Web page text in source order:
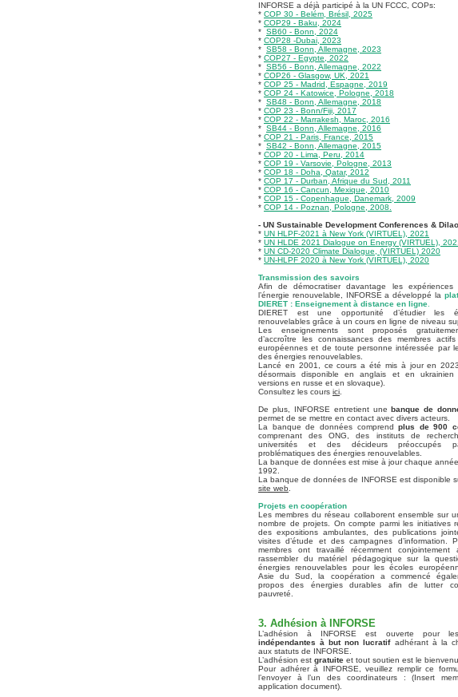
INFORSE a déjà participé à la UN FCCC, COPs:
* COP 30 - Belém, Brésil, 2025
* COP29 - Baku, 2024
* SB60 - Bonn, 2024
* COP28 -Dubai, 2023
* SB58 - Bonn, Allemagne, 2023
* COP27 - Egypte, 2022
* SB56 - Bonn, Allemagne, 2022
* COP26 - Glasgow, UK, 2021
* COP 25 - Madrid, Espagne, 2019
* COP 24 - Katowice, Pologne, 2018
* SB48 - Bonn, Allemagne, 2018
* COP 23 - Bonn/Fiji, 2017
* COP 22 - Marrakesh, Maroc, 2016
* SB44 - Bonn, Allemagne, 2016
* COP 21 - Paris, France, 2015
* SB42 - Bonn, Allemagne, 2015
* COP 20 - Lima, Peru, 2014
* COP 19 - Varsovie, Pologne, 2013
* COP 18 - Doha, Qatar, 2012
* COP 17 - Durban, Afrique du Sud, 2011
* COP 16 - Cancun, Mexique, 2010
* COP 15 - Copenhague, Danemark, 2009
* COP 14 - Poznan, Pologne, 2008.
- UN Sustainable Development Conferences &
* UN HLPF-2021 à New York (VIRTUEL), 2021
* UN HLDE 2021 Dialogue on Energy (VIRTUEL),
* UN CD-2020 Climate Dialogue, (VIRTUEL) 2020
* UN-HLPF 2020 à New York (VIRTUEL), 2020
Transmission des savoirs
Afin de démocratiser davantage les expériences
l’énergie renouvelable, INFORSE a développé la
DIERET : Enseignement à distance en ligne
DIERET est une opportunité d’étudier les
renouvelables grâce à un cours en ligne de niveau
Les enseignements sont proposés
d’accroître les connaissances des membres actifs
européennes et de toute personne intéressée par
des énergies renouvelables.
Lancé en 2001, ce cours a été mis à jour en
désormais disponible en anglais et en ukrainien
versions en russe et en slovaque).
Consultez les cours ici
De plus, INFORSE entretient unebanque de
permet de se mettre en contact avec divers acteurs.
La banque de données comprendplus de 900
comprenant des ONG, des instituts de
universités et des décideurs préoccupés
problématiques des énergies renouvelables.
La banque de données est mise à jour chaque
1992.
La banque de données de INFORSE est disponible
site web
Projets en coopération
Les membres du réseau collaborent ensemble sur
nombre de projets. On compte parmi les initiatives
des expositions ambulantes, des publications
visites d’étude et des campagnes d’information.
membres ont travaillé récemment conjointement
rassembler du matériel pédagogique sur la
énergies renouvelables pour les écoles
Asie du Sud, la coopération a commencé
propos des énergies durables afin de lutter
pauvreté.
3. Adhésion à INFORSE
L’adhésion à INFORSE est ouverte pour
indépendantes à but non lucratifadhérant à la
aux statuts de INFORSE.
L’adhésion est gratuite et tout soutien est le bienvenu.
Pour adhérer à INFORSE, veuillez remplir ce
l’envoyer à l’un des coordinateurs : (Insert
application document).